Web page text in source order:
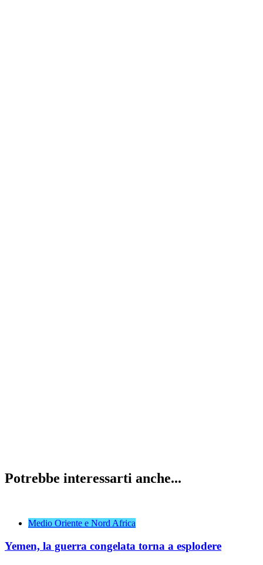
Potrebbe interessarti anche...
Medio Oriente e Nord Africa
Yemen, la guerra congelata torna a esplodere